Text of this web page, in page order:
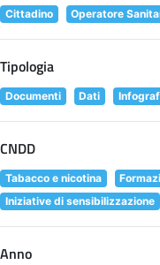
Cittadino Operatore
Tipologia
Documenti Dati
CNDD
Tabacco e nicotina
Iniziative di sensibilizzazione
Anno